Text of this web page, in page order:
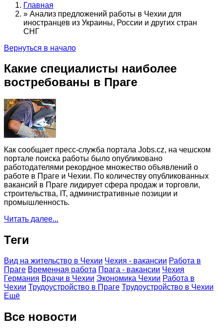
Главная
» Анализ предложений работы в Чехии для
иностранцев из Украины, России и других стран
СНГ
Вернуться в начало
Какие специалисты наиболее
востребованы в Праге
Как сообщает пресс-служба портала Jobs.cz, на чешском
портале поиска работы было опубликовано
работодателями рекордное множество объявлений о
работе в Праге и Чехии. По количеству опубликованных
вакансий в Праге лидирует сфера продаж и торговли,
строительства, IT, административные позиции и
промышленность.
Читать далее...
Теги
Вид на жительство в Чехии Чехия - вакансии Работа в
Праге Временная работа Прага - вакансии Чехия
Германия Врачи в Чехии Экономика Чехии Работа в
Чехии Трудоустройство в Праге Трудоустройство в Чехии
Ещё
Все новости